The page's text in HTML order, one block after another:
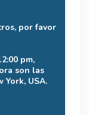
por favor
pm,
son las
York, USA.